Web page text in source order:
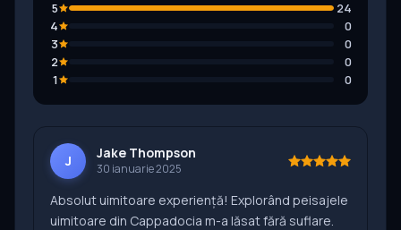
5
24
4
0
3
0
2
0
1
0
J Jake Thompson
30 ianuarie 2025
Absolut uimitoare experiență! Explorând peisajele
uimitoare din Cappadocia m-a lăsat fără suflare.